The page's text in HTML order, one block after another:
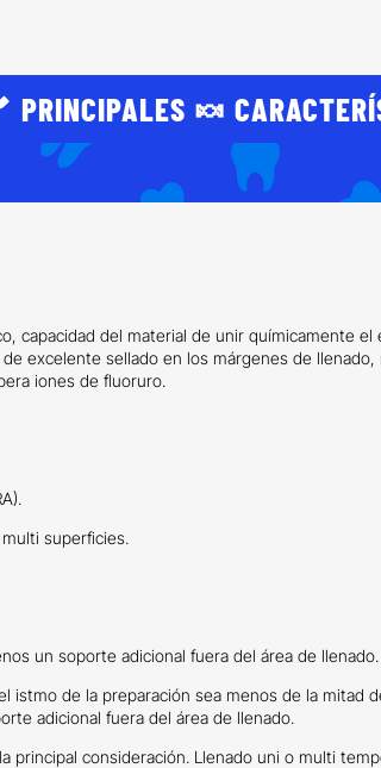
🍬
capacidad del material de unir químicamente el
excelente sellado en los márgenes de llenado,
iones de fluoruro.
superficies.
un soporte adicional fuera del área de llenado.
istmo de la preparación sea menos de la mitad
adicional fuera del área de llenado.
principal consideración. Llenado uni o multi